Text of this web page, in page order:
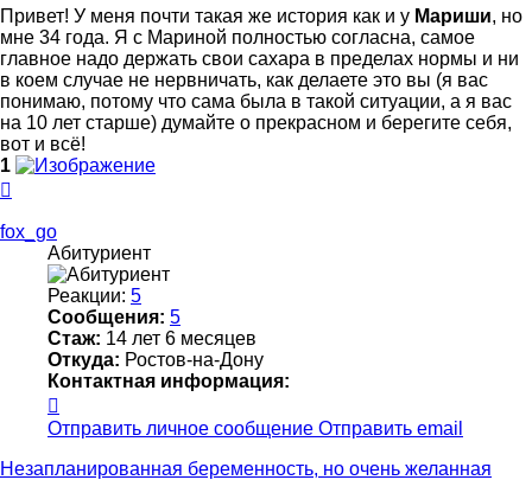
Привет! У меня почти такая же история как и у Мариши, но
мне 34 года. Я с Мариной полностью согласна, самое
главное надо держать свои сахара в пределах нормы и ни
в коем случае не нервничать, как делаете это вы (я вас
понимаю, потому что сама была в такой ситуации, а я вас
на 10 лет старше) думайте о прекрасном и берегите себя,
вот и всё!
1
началу
fox_go
Абитуриент
Реакции: 5
Сообщения: 5
Стаж: 14 лет 6 месяцев
Откуда: Ростов-на-Дону
Контактная информация:
информация
пользователя
fox_go
Отправить личное сообщение Отправить email
Незапланированная беременность, но очень желанная